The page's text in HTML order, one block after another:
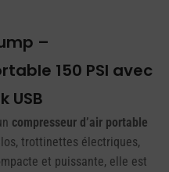
–
150 PSI avec
USB
compresseur d’air portable
trottinettes électriques,
et puissante, elle est